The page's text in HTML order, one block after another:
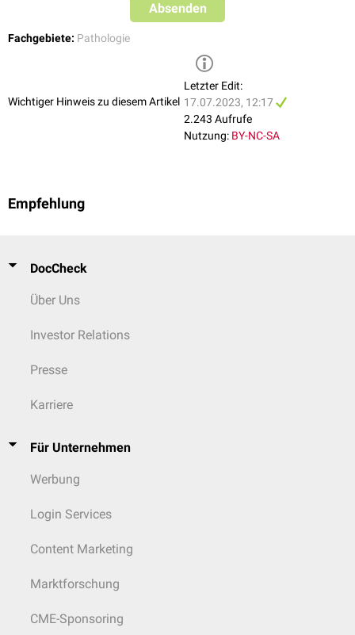
Absenden
Fachgebiete: Pathologie
Wichtiger Hinweis zu diesem Artikel
Letzter Edit:
17.07.2023, 12:17
2.243 Aufrufe
Nutzung: BY-NC-SA
Empfehlung
DocCheck
Über Uns
Investor Relations
Presse
Karriere
Für Unternehmen
Werbung
Login Services
Content Marketing
Marktforschung
CME-Sponsoring